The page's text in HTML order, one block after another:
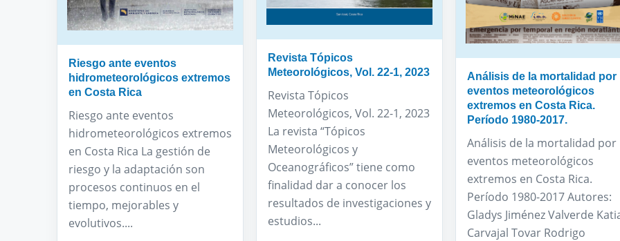
Riesgo ante eventos
hidrometeorológicos extremos
en Costa Rica
Riesgo ante eventos
hidrometeorológicos extremos
en Costa Rica La gestión de
riesgo y la adaptación son
procesos continuos en el
tiempo, mejorables y
evolutivos....
Revista Tópicos
Meteorológicos, Vol. 22-1, 2023
Revista Tópicos
Meteorológicos, Vol. 22-1, 2023
La revista “Tópicos
Meteorológicos y
Oceanográficos” tiene como
finalidad dar a conocer los
resultados de investigaciones y
estudios...
Análisis de la mortalidad por
eventos meteorológicos
extremos en Costa Rica.
Período 1980-2017.
Análisis de la mortalidad por
eventos meteorológicos
extremos en Costa Rica.
Período 1980-2017 Autores:
Gladys Jiménez Valverde
Carvajal Tovar Rodrigo